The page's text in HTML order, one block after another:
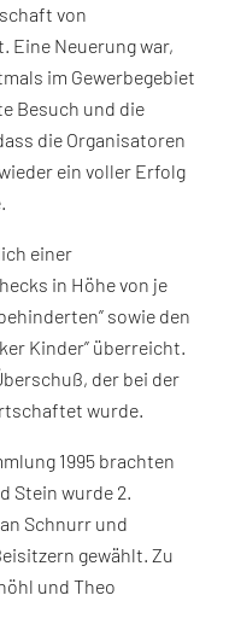
von
Eine Neuerung war,
im Gewerbegebiet
Besuch und die
die Organisatoren
ein voller Erfolg
einer
in Höhe von je
sowie den
Kinder” überreicht.
der bei der
wurde.
1995 brachten
Stein wurde 2.
Schnurr und
gewählt. Zu
und Theo